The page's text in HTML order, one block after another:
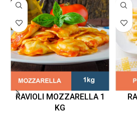
RAVIOLI MOZZARELLA 1
KG